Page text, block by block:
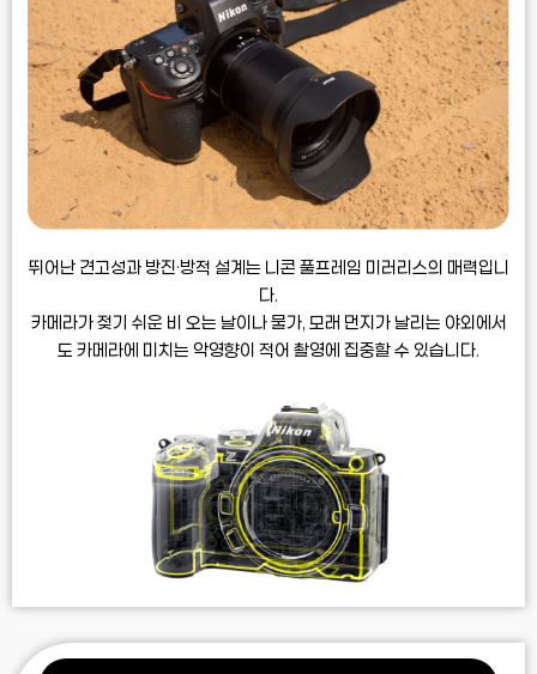
뛰어난 견고성과 방진·방적 설계는 니콘 풀프레임 미러리스의 매력입니
다.
카메라가 젖기 쉬운 비 오는 날이나물가, 모래 먼지가 날리는 야외에서
도 카메라에 미치는 악영향이 적어 촬영에 집중할 수 있습니다.